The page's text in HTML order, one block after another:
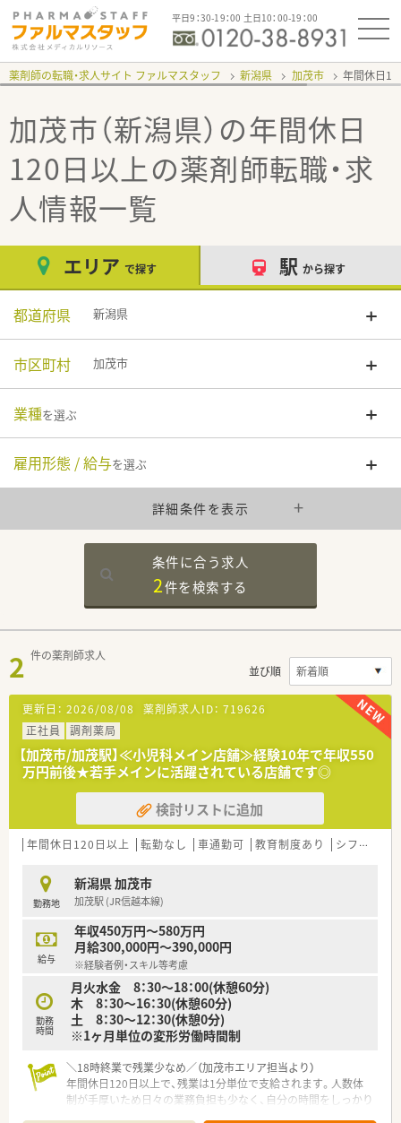
平日9：30-19：00 土日10：00-19：00
薬剤師の転職・求人サイト ファルマスタッフ 新潟県 加茂市 年間休日
加茂市（新潟県）の年間休日
120日以上の薬剤師転職・求
人情報一覧
エリア で探す 駅 から探す
都道府県 新潟県
市区町村 加茂市
業種を選ぶ
雇用形態 / 給与を選ぶ
詳細条件を表示
条件に合う求人
2件を検索する
2 件の薬剤師求人
並び順
更新日： 2026/08/08 薬剤師求人ID： 719626
正社員
調剤薬局
【加茂市/加茂駅】≪小児科メイン店舗≫経験10年で年収550
万円前後★若手メインに活躍されている店舗です◎
検討リストに追加
年間休日120日以上 転勤なし 車通勤可 教育制度あり シフト制
勤務地
新潟県 加茂市
加茂駅 (JR信越本線)
給与
年収450万円～580万円
月給300,000円～390,000円
※経験者例・スキル等考慮
勤務
時間
月火水金 8：30～18：00(休憩60分)
木 8：30～16：30(休憩60分)
土 8：30～12：30(休憩0分)
※1ヶ月単位の変形労働時間制
＼18時終業で残業少なめ／（加茂市エリア担当より）
年間休日120日以上で、残業は1分単位で支給されます。人数体
制が手厚いため日々の業務負担も少なく、自分の時間をしっかり